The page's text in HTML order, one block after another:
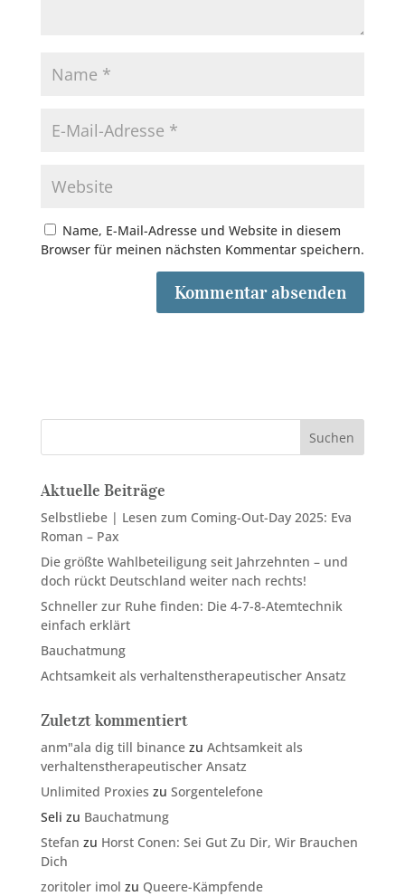
Name, E-Mail-Adresse und Website in diesem
Browser für meinen nächsten Kommentar speichern.
Suchen
Aktuelle Beiträge
Selbstliebe | Lesen zum Coming-Out-Day 2025: Eva
Roman – Pax
Die größte Wahlbeteiligung seit Jahrzehnten – und
doch rückt Deutschland weiter nach rechts!
Schneller zur Ruhe finden: Die 4-7-8-Atemtechnik
einfach erklärt
Bauchatmung
Achtsamkeit als verhaltenstherapeutischer Ansatz
Zuletzt kommentiert
anm"ala dig till binancezu Achtsamkeit als
verhaltenstherapeutischer Ansatz
Unlimited Proxies zu Sorgentelefone
Seli zu Bauchatmung
Stefan zu Horst Conen: Sei Gut Zu Dir, Wir Brauchen
Dich
zoritoler imol zu Queere-Kämpfende